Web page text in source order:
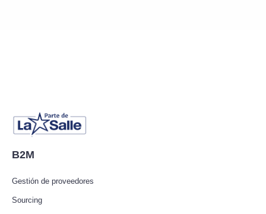
B2M
Gestión de proveedores
Sourcing